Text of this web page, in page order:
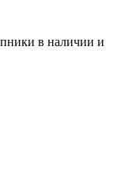
в наличии и